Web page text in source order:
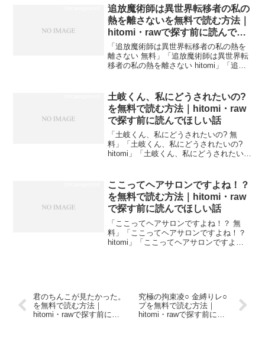
Before（よくある行動）After（正解）
「h...
追放魔術師は異世界転移者の私の
熱を離さないを無料で読む方法｜
hitomi・rawで探す前に読んでほ
しい話
「追放魔術師は異世界転移者の私の熱を
離さない 無料」「追放魔術師は異世界転
移者の私の熱を離さない hitomi」「追放
方は、おそらく同じ道をたどってきたは
ずです。B...
土岐くん、私にどうされたいの?
を無料で読む方法｜hitomi・raw
で探す前に読んでほしい話
「土岐くん、私にどうされたいの? 無
料」「土岐くん、私にどうされたいの?
hitomi」「土岐くん、私にどうされたい
ずです。Before（よくある行動）After...
ここってヘアサロンですよね！？
を無料で読む方法｜hitomi・raw
で探す前に読んでほしい話
「ここってヘアサロンですよね！？ 無
料」「ここってヘアサロンですよね！？
hitomi」「ここってヘアサロンですよ
君のちんこが見たかった。
を無料で読む方法｜
hitomi・rawで探す前に読
究極の拘束凌○ 金縛りレ○
プを無料で読む方法｜
hitomi・rawで探す前に読